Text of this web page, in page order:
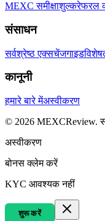
MEXC समीक्षाशुल्करेफरल
संसाधन
सर्वश्रेष्ठ एक्सचेंजगाइड
कानूनी
हमारे बारे मेंअस्वीकरण
© 2026 MEXCReview.
अस्वीकरण
बोनस क्लेम करें
KYC आवश्यक नहीं
शुरू करें